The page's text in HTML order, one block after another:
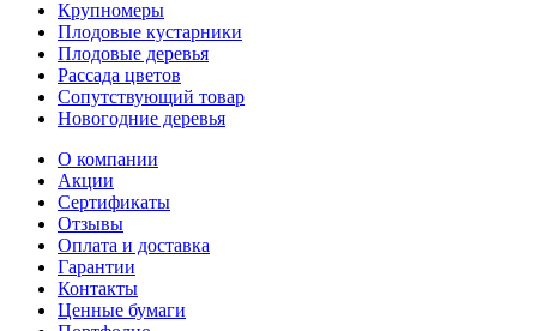
Крупномеры
Плодовые кустарники
Плодовые деревья
Рассада цветов
Сопутствующий товар
Новогодние деревья
О компании
Акции
Сертификаты
Отзывы
Оплата и доставка
Гарантии
Контакты
Ценные бумаги